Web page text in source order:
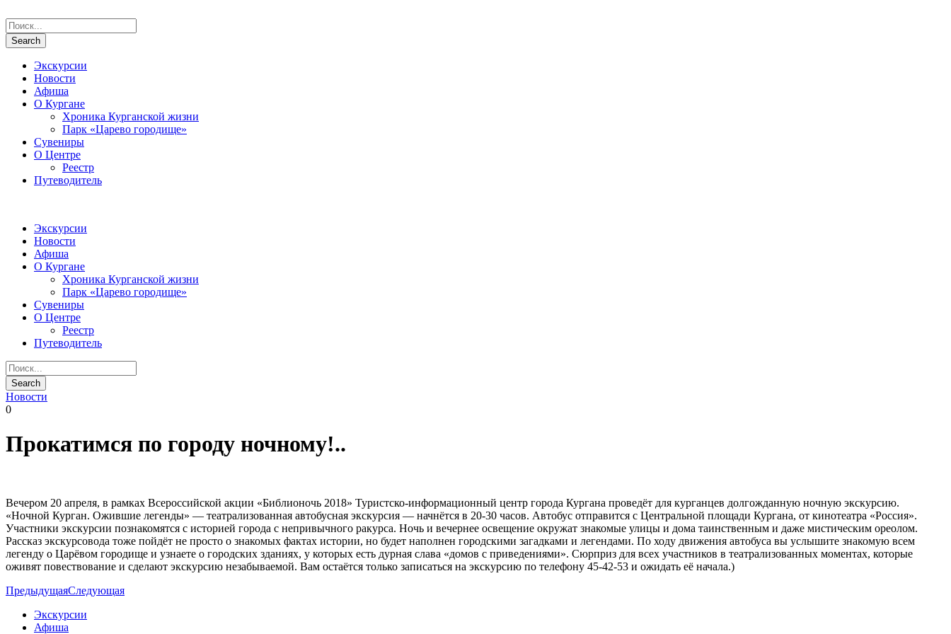
Экскурсии
Новости
Афиша
О Кургане
Хроника Курганской жизни
Парк «Царево городище»
Сувениры
О Центре
Реестр
Путеводитель
Экскурсии
Новости
Афиша
О Кургане
Хроника Курганской жизни
Парк «Царево городище»
Сувениры
О Центре
Реестр
Путеводитель
Новости
0
Прокатимся по городу ночному!..
Вечером 20 апреля, в рамках Всероссийской акции «Библионочь 2018» Туристско-информационный центр города Кургана проведёт для курганцев долгожданную ночную экскурсию.
«Ночной Курган. Ожившие легенды» — театрализованная автобусная экскурсия — начнётся в 20-30 часов. Автобус отправится с Центральной площади Кургана, от кинотеатра «Россия».
Участники экскурсии познакомятся с историей города с непривычного ракурса. Ночь и вечернее освещение окружат знакомые улицы и дома таинственным и даже мистическим ореолом.
Рассказ экскурсовода тоже пойдёт не просто о знакомых фактах истории, но будет наполнен городскими загадками и легендами. По ходу движения автобуса вы услышите знакомую всем
легенду о Царёвом городище и узнаете о городских зданиях, у которых есть дурная слава «домов с приведениями». Сюрприз для всех участников в театрализованных моментах, которые
оживят повествование и сделают экскурсию незабываемой. Вам остаётся только записаться на экскурсию по телефону 45-42-53 и ожидать её начала.)
ПредыдущаяСледующая
Экскурсии
Афиша